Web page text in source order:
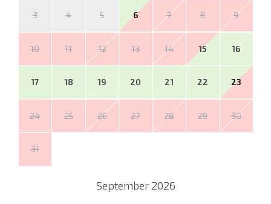
3 4 5 6 7 8 9
10 11 12 13 14 15 16
17 18 19 20 21 22 23
24 25 26 27 28 29 30
31
September 2026